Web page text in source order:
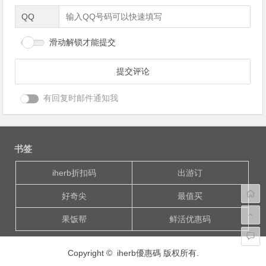
QQ
滑动解锁才能提交
有回复时邮件通知我
书签
iherb折扣码 出游订
好奇尖 最值买
果饭帮 鲜活优惠码
Copyright © iherb優惠碼 版权所有.